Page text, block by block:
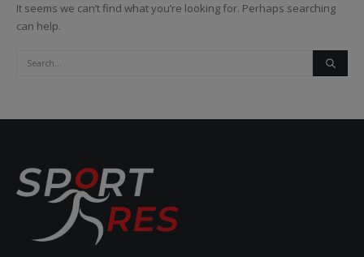
It seems we can’t find what you’re looking for. Perhaps searching
can help.